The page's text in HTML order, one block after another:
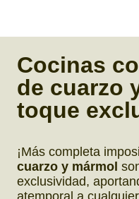
Cocinas
de cuarzo
toque
¡Más completa
cuarzo y mármol
exclusividad,
atemporal a